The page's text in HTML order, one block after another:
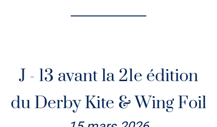
J - 13 avant la 21e édition
du Derby Kite & Wing Foil